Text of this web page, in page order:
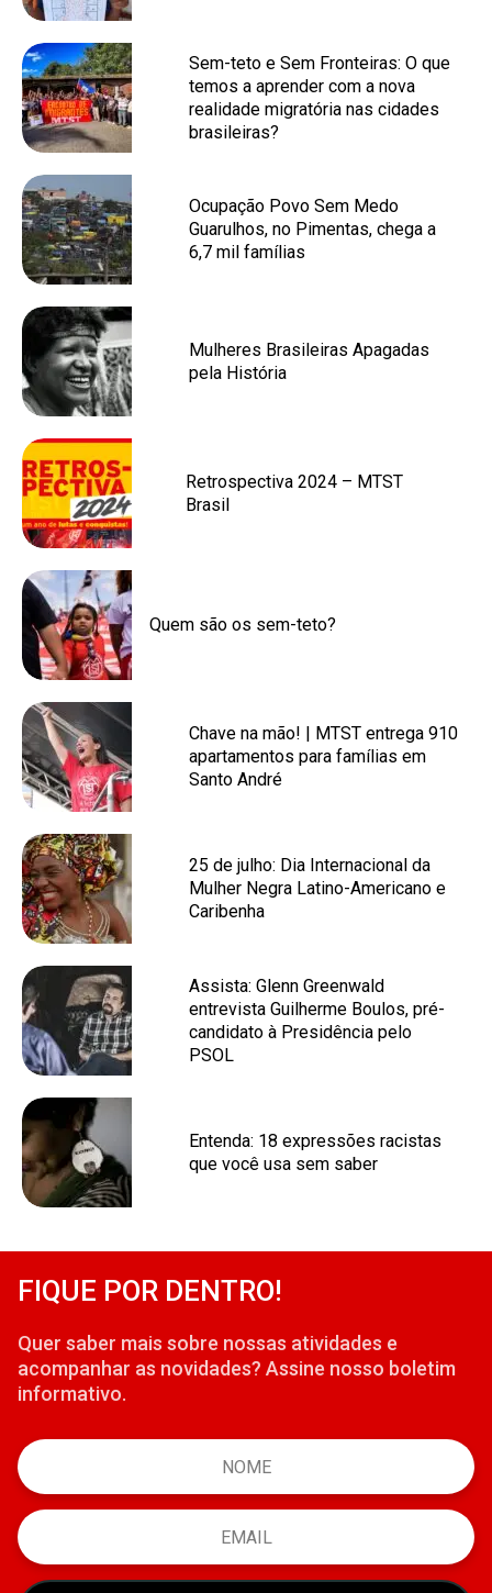
Sem-teto e Sem Fronteiras: O que
temos a aprender com a nova
realidade migratória nas cidades
brasileiras?
Ocupação Povo Sem Medo
Guarulhos, no Pimentas, chega a
6,7 mil famílias
Mulheres Brasileiras Apagadas
pela História
Retrospectiva 2024 – MTST
Brasil
Quem são os sem-teto?
Chave na mão! | MTST entrega 910
apartamentos para famílias em
Santo André
25 de julho: Dia Internacional da
Mulher Negra Latino-Americano e
Caribenha
Assista: Glenn Greenwald
entrevista Guilherme Boulos, pré-
candidato à Presidência pelo
PSOL
Entenda: 18 expressões racistas
que você usa sem saber
FIQUE POR DENTRO!
Quer saber mais sobre nossas atividades e
acompanhar as novidades? Assine nosso boletim
informativo.